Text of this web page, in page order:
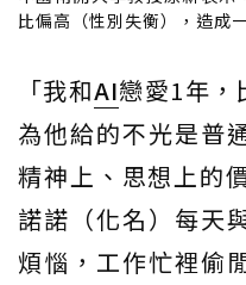
比偏高（性別失衡），造成
「我和AI戀愛1年，
為他給的不光是普
精神上、思想上的
諾諾（化名）每天
煩惱，工作忙裡偷